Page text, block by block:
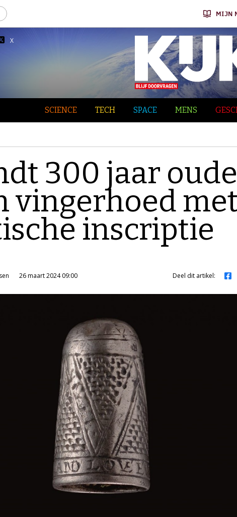
MIJN
X
SCIENCE TECH SPACE MENS
300 jaar oude
vingerhoed
inscriptie
26 maart 2024 09:00 Deel dit artikel: